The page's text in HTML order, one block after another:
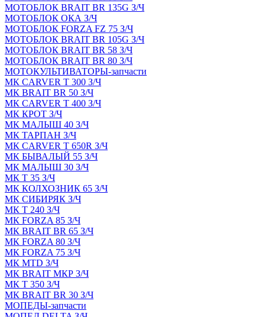
МОТОБЛОК BRAIT BR 135G З/Ч
МОТОБЛОК ОКА З/Ч
МОТОБЛОК FORZA FZ 75 З/Ч
МОТОБЛОК BRAIT BR 105G З/Ч
МОТОБЛОК BRAIT BR 58 З/Ч
МОТОБЛОК BRAIT BR 80 З/Ч
МОТОКУЛЬТИВАТОРЫ-запчасти
МК CARVER Т 300 З/Ч
МК BRAIT BR 50 З/Ч
МК CARVER Т 400 З/Ч
МК КРОТ З/Ч
МК МАЛЫШ 40 З/Ч
МК ТАРПАН З/Ч
МК CARVER Т 650R З/Ч
МК БЫВАЛЫЙ 55 З/Ч
МК МАЛЫШ 30 З/Ч
МК Т 35 З/Ч
МК КОЛХОЗНИК 65 З/Ч
МК СИБИРЯК З/Ч
МК Т 240 З/Ч
МК FORZA 85 З/Ч
МК BRAIT BR 65 З/Ч
МК FORZA 80 З/Ч
МК FORZA 75 З/Ч
МК MТD З/Ч
МК BRAIT МКР З/Ч
МК Т 350 З/Ч
МК BRAIT BR 30 З/Ч
МОПЕДЫ-запчасти